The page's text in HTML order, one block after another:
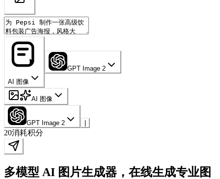
AI 图像
GPT Image 2
AI 图像
GPT Image 2
20消耗积分
多模型 AI 图片生成器，在线生成专业图